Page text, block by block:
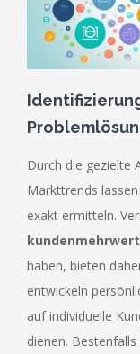
Durch die gezielte
Markttrends
exakt ermitteln.
haben, bieten
entwickeln
auf individuelle
dienen.